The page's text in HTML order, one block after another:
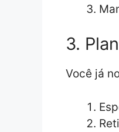
3.
Você já